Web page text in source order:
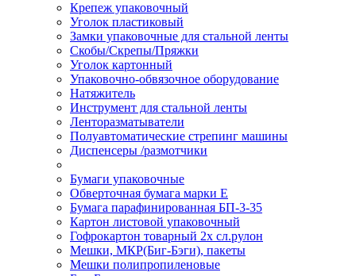
Крепеж упаковочный
Уголок пластиковый
Замки упаковочные для стальной ленты
Скобы/Скрепы/Пряжки
Уголок картонный
Упаковочно-обвязочное оборудование
Натяжитель
Инструмент для стальной ленты
Ленторазматыватели
Полуавтоматические стрепинг машины
Диспенсеры /размотчики
Бумаги упаковочные
Обверточная бумага марки Е
Бумага парафинированная БП-3-35
Картон листовой упаковочный
Гофрокартон товарный 2х сл.рулон
Мешки, МКР(Биг-Бэги), пакеты
Мешки полипропиленовые